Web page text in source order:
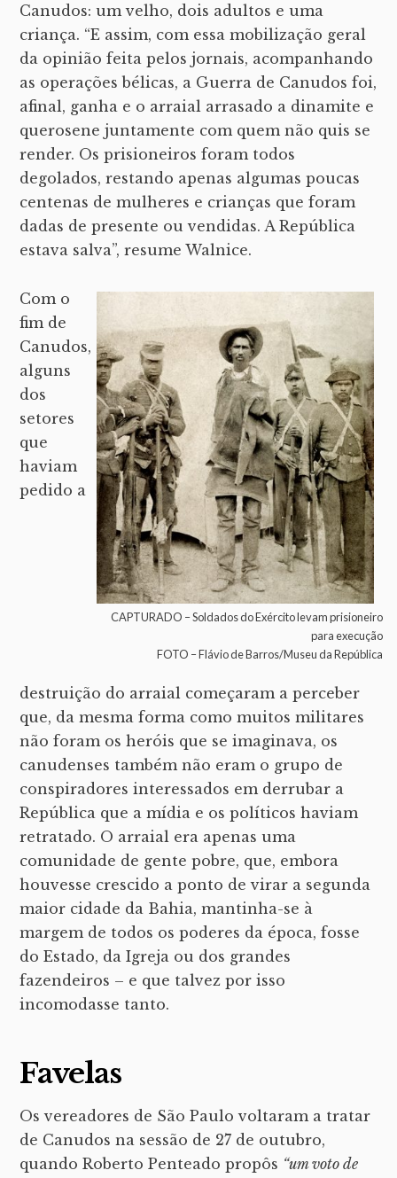
Canudos: um velho, dois adultos e uma
criança. “E assim, com essa mobilização geral
da opinião feita pelos jornais, acompanhando
as operações bélicas, a Guerra de Canudos foi,
afinal, ganha e o arraial arrasado a dinamite e
querosene juntamente com quem não quis se
render. Os prisioneiros foram todos
degolados, restando apenas algumas poucas
centenas de mulheres e crianças que foram
dadas de presente ou vendidas. A República
estava salva”, resume Walnice.
CAPTURADO – Soldados do Exército levam prisioneiro
para execução
FOTO – Flávio de Barros/Museu da República
Com o
fim de
Canudos,
alguns
dos
setores
que
haviam
pedido a
destruição do arraial começaram a perceber
que, da mesma forma como muitos militares
não foram os heróis que se imaginava, os
canudenses também não eram o grupo de
conspiradores interessados em derrubar a
República que a mídia e os políticos haviam
retratado. O arraial era apenas uma
comunidade de gente pobre, que, embora
houvesse crescido a ponto de virar a segunda
maior cidade da Bahia, mantinha-se à
margem de todos os poderes da época, fosse
do Estado, da Igreja ou dos grandes
fazendeiros – e que talvez por isso
incomodasse tanto.
Favelas
Os vereadores de São Paulo voltaram a tratar
de Canudos na sessão de 27 de outubro,
quando Roberto Penteado propôs “um voto de